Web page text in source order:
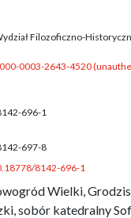
Filozoficzno-
0003-2643-4520
696-1
697-8
8142-696-1
Wielki,
sobór katedralny